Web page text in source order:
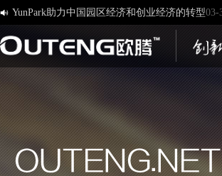
 [欧腾]官方网站，欢迎您的访问！03-17
济南欧腾文化传媒有限公司，新版网站正式开通！
OUTENG.NET